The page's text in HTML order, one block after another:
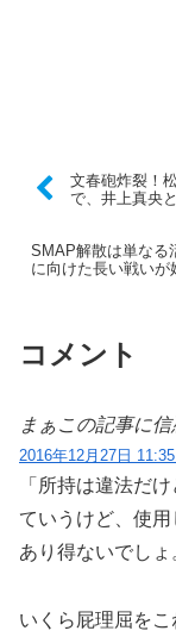
文春砲炸裂！
で、井上真央
SMAP解散は単なる
に向けた長い戦いが
コメント
まぁこの記事に
2016年12月27日
「所持は違法だ
ていうけど、使
あり得ないでしょ
いくら屁理屈を